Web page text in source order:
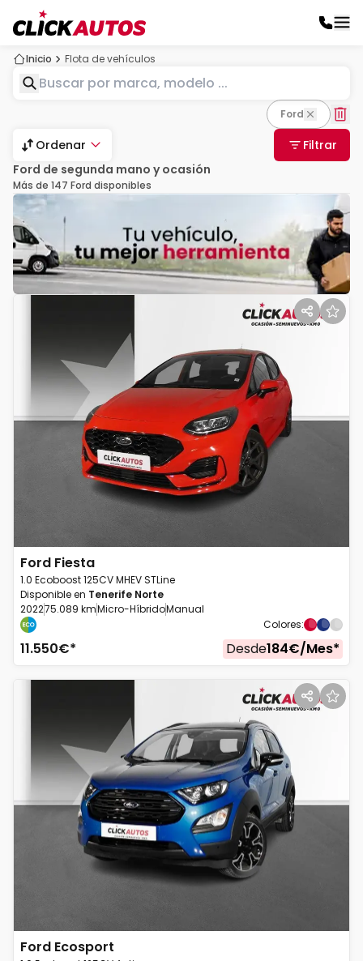
Inicio Flota de vehículos
Ford
Ordenar
Filtrar
Ford de segunda mano y ocasión
Más de 147 Ford disponibles
Ford Fiesta
1.0 Ecoboost 125CV MHEV STLine
Disponible en Tenerife Norte
202275.089 kmMicro-HíbridoManual
Colores:
11.550€* Desde184€/Mes*
Ford Ecosport